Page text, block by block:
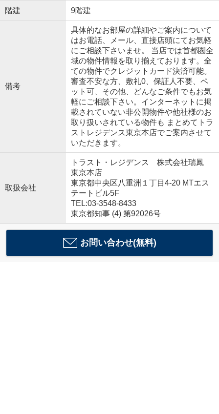
階建 9階建
備考
具体的なお部屋の詳細やご案内について
はお電話、メール、直接店頭にてお気軽
にご相談下さいませ。 当店では首都圏全
域の物件情報を取り揃えております。全
ての物件でクレジットカード決済可能。
審査不安な方、敷礼0、保証人不要、ペ
ット可、その他、どんなご条件でもお気
軽にご相談下さい。インターネットに掲
載されていない非公開物件や他社様のお
取り扱いされている物件も まとめてトラ
ストレジデンス東京本店でご案内させて
いただきます。
取扱会社
トラスト・レジデンス 株式会社瑞鳳
東京本店
東京都中央区八重洲１丁目4-20 MTエス
テートビル5F
TEL:03-3548-8433
東京都知事 (4) 第92026号
お問い合わせ(無料)